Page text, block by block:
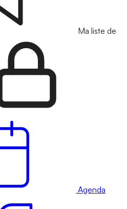
Ma liste de
Agenda